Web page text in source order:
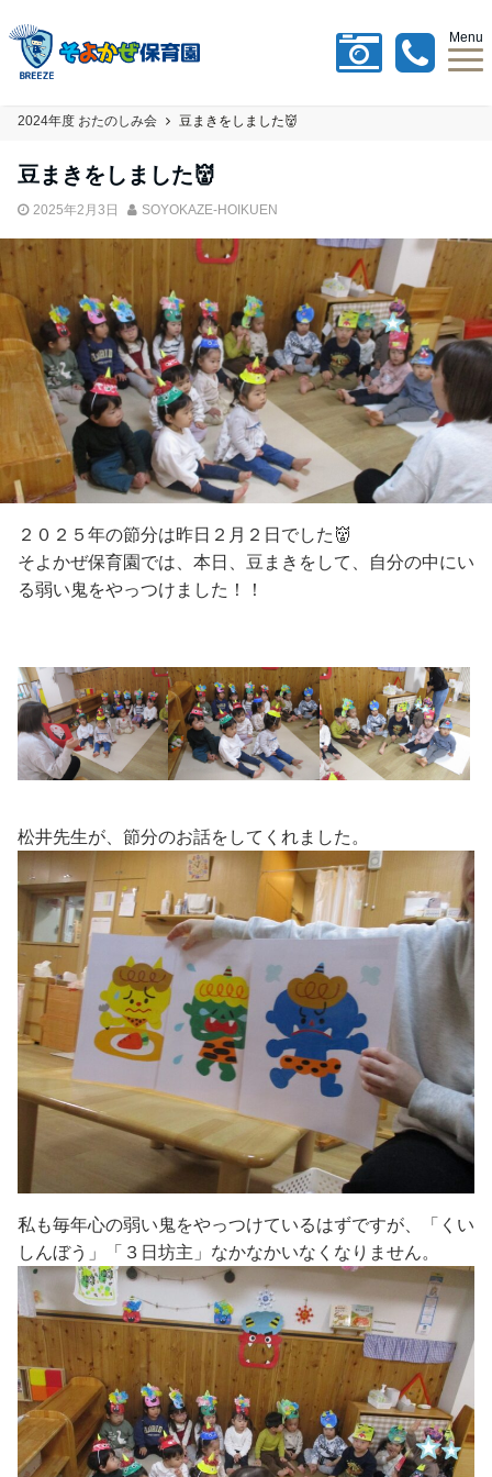
Menu
2024年度 おたのしみ会 豆まきをしました👹
豆まきをしました👹
2025年2月3日 SOYOKAZE-HOIKUEN
２０２５年の節分は昨日２月２日でした👹
そよかぜ保育園では、本日、豆まきをして、自分の中にい
る弱い鬼をやっつけました！！
松井先生が、節分のお話をしてくれました。
私も毎年心の弱い鬼をやっつけているはずですが、「くい
しんぼう」「３日坊主」なかなかいなくなりません。